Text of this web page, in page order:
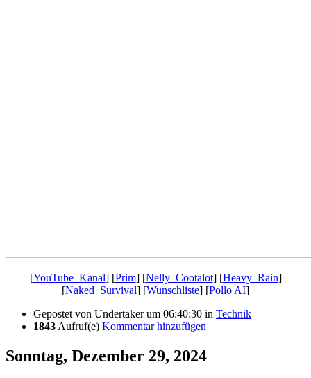
[YouTube_Kanal] [Prim] [Nelly_Cootalot] [Heavy_Rain]
[Naked_Survival] [Wunschliste] [Pollo AI]
Gepostet von Undertakerum 06:40:30 in Technik
1843 Aufruf(e) Kommentar hinzufügen
Sonntag, Dezember 29, 2024